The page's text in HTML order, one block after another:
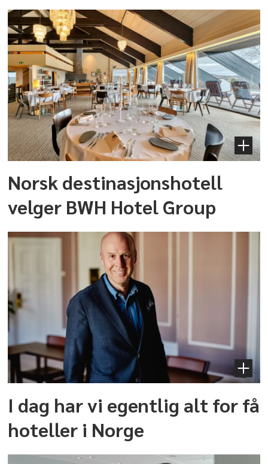
Norsk destinasjonshotell
velger BWH Hotel Group
I dag har vi egentlig alt for få
hoteller i Norge